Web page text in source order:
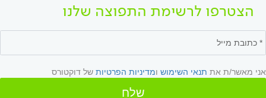
הצטרפו לרשימת התפוצה שלנו
אני מאשר/ת את תנאי השימוש ומדיניות הפרטיות של דוקטורס
שלח